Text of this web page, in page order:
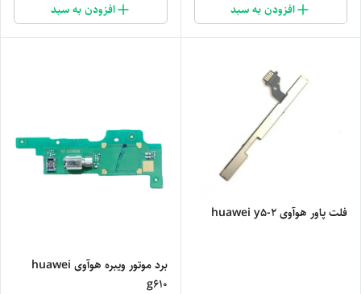
افزودن به سبد افزودن به سبد
فلت پاور هوآوی huawei y5-2
برد موتور ویبره هوآوی huawei
g610